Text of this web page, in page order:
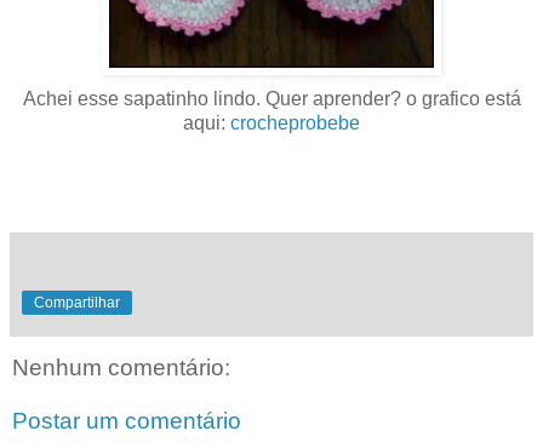
Achei esse sapatinho lindo. Quer aprender? o grafico está
aqui: crocheprobebe
Compartilhar
Nenhum comentário:
Postar um comentário